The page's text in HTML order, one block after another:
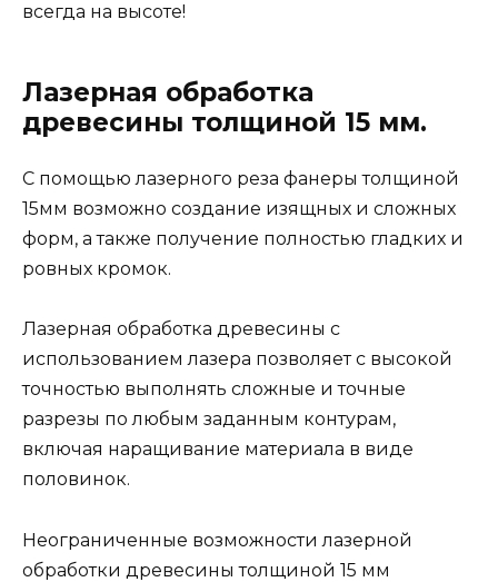
всегда на высоте!
Лазерная обработка
древесины толщиной 15 мм.
С помощью лазерного реза фанеры толщиной
15мм возможно создание изящных и сложных
форм, а также получение полностью гладких и
ровных кромок.
Лазерная обработка древесины с
использованием лазера позволяет с высокой
точностью выполнять сложные и точные
разрезы по любым заданным контурам,
включая наращивание материала в виде
половинок.
Неограниченные возможности лазерной
обработки древесины толщиной 15 мм